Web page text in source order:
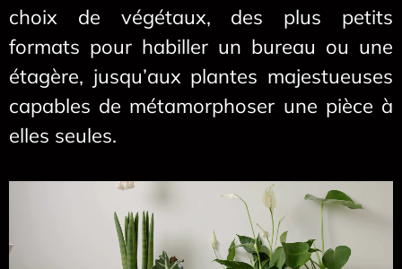
choix de végétaux, des plus petits
formats pour habiller un bureau ou une
étagère, jusqu’aux plantes majestueuses
capables de métamorphoser une pièce à
elles seules.